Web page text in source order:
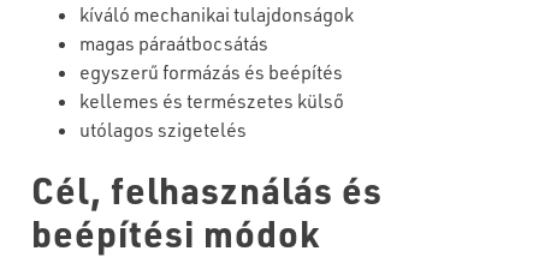
kíváló mechanikai tulajdonságok
magas páraátbocsátás
egyszerű formázás és beépítés
kellemes és természetes külső
utólagos szigetelés
Cél, felhasználás és
beépítési módok